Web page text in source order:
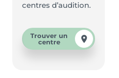
centres d’audition.
Trouver un
centre